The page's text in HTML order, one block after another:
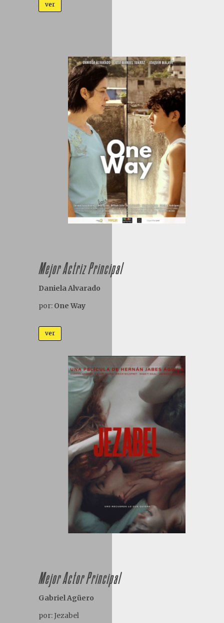
ver
Mejor Actriz Principal
Daniela Alvarado
por: One Way
ver
Mejor Actor Principal
Gabriel Agüero
por: Jezabel